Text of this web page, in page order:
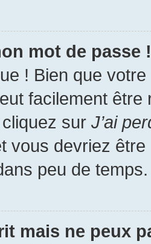
mot de passe !
! Bien que
facilement
sur J’ai
vous devriez
peu de temps.
mais ne peux